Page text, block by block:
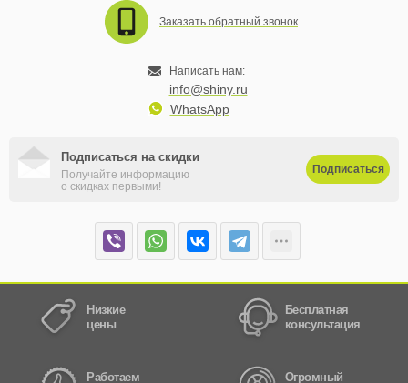
Заказать обратный звонок
Написать нам:
info@shiny.ru
WhatsApp
Подписаться на скидки
Получайте информацию
о скидках первыми!
Подписаться
Низкие
цены
Бесплатная
консультация
Работаем Огромный